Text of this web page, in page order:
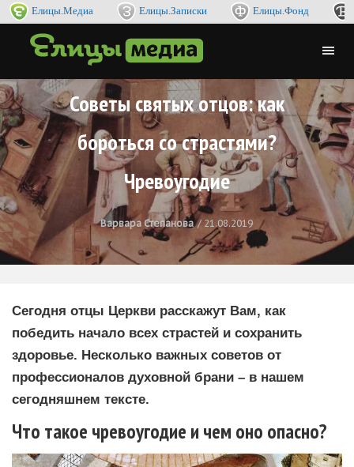
Елицы.Медиа Елицы.Записки Елицы.Фонд
Советы святых отцов: как
бороться со страстями?
Чревоугодие
Варвара Степанова 21.08.2019
Сегодня отцы Церкви расскажут Вам, как
победить начало всех страстей и сохранить
здоровье. Несколько важных советов от
профессионалов духовной брани – в нашем
сегодняшнем тексте.
Что такое чревоугодие и чем оно опасно?